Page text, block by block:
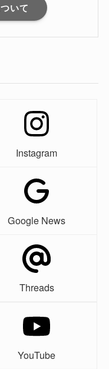
いて
Instagram
Google News
Threads
YouTube